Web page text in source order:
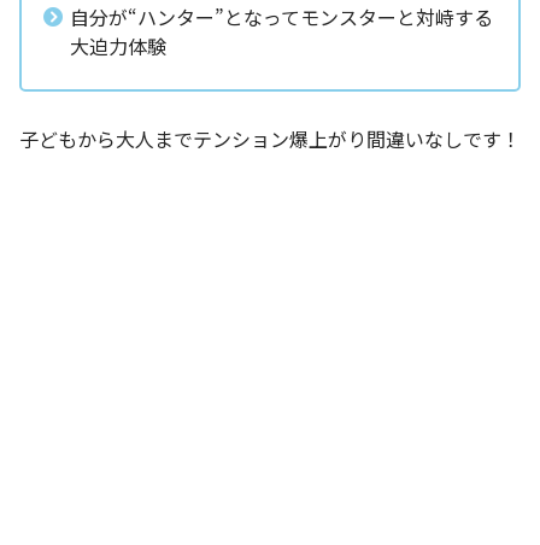
自分が“ハンター”となってモンスターと対峙する
大迫力体験
子どもから大人までテンション爆上がり間違いなしです！